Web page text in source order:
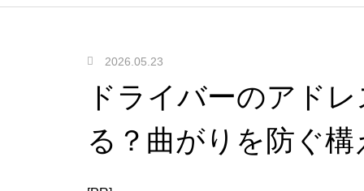
2026.05.23
ドライバーのアド
る？曲がりを防ぐ